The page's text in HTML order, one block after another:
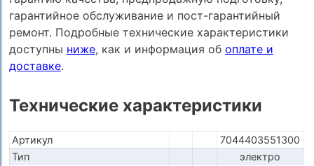
гарантийное обслуживание и пост-гарантийный
ремонт. Подробные технические характеристики
доступны ниже, как и информация об оплате и
доставке.
Технические характеристики
Артикул
7044403551300
Тип
электро